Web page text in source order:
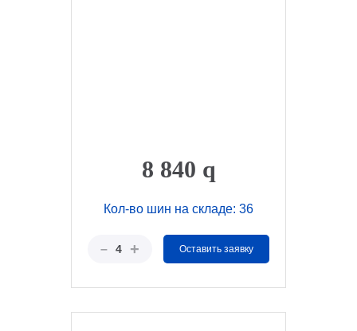
8 840 q
Кол-во шин на складе: 36
– 4 + Оставить заявку